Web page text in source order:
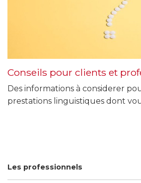
Les professionnels
Conseils pour clients et
Des informations à considerer
prestations linguistiques dont